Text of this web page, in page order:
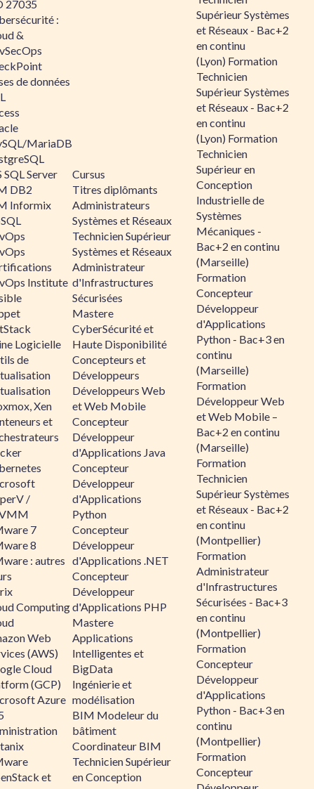
27035
:
&
de données
MariaDB
SQL Server
DB2
Informix
Institute
Logicielle
de
Xen
et
/
7
8
: autres
Computing
Web
(AWS)
Cloud
(GCP)
Azure
et
Cursus
Titres diplômants
Administrateurs
Systèmes et Réseaux
Technicien Supérieur
Systèmes et Réseaux
Administrateur
d'Infrastructures
Sécurisées
Mastere
CyberSécurité et
Haute Disponibilité
Concepteurs et
Développeurs
Développeurs Web
et Web Mobile
Concepteur
Développeur
d'Applications Java
Concepteur
Développeur
d'Applications
Python
Concepteur
Développeur
d'Applications .NET
Concepteur
Développeur
d'Applications PHP
Mastere
Applications
Intelligentes et
BigData
Ingénierie et
modélisation
BIM Modeleur du
bâtiment
Coordinateur BIM
Technicien Supérieur
en Conception
Supérieur Systèmes
et Réseaux - Bac+2
en continu
(Lyon) Formation
Technicien
Supérieur Systèmes
et Réseaux - Bac+2
en continu
(Lyon) Formation
Technicien
Supérieur en
Conception
Industrielle de
Systèmes
Mécaniques -
Bac+2 en continu
(Marseille)
Formation
Concepteur
Développeur
d'Applications
Python - Bac+3 en
continu
(Marseille)
Formation
Développeur Web
et Web Mobile –
Bac+2 en continu
(Marseille)
Formation
Technicien
Supérieur Systèmes
et Réseaux - Bac+2
en continu
(Montpellier)
Formation
Administrateur
d'Infrastructures
Sécurisées - Bac+3
en continu
(Montpellier)
Formation
Concepteur
Développeur
d'Applications
Python - Bac+3 en
continu
(Montpellier)
Formation
Concepteur